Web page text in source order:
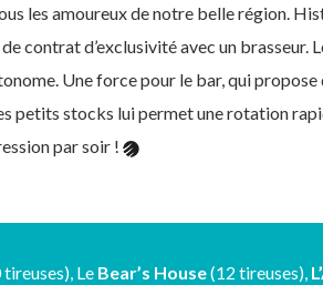
les amoureux de notre belle région.
contrat d’exclusivité avec un brasseur.
Une force pour le bar, qui propose
petits stocks lui permet une rotation
par soir !
tireuses), Le Bear’s House(12 tireuses),